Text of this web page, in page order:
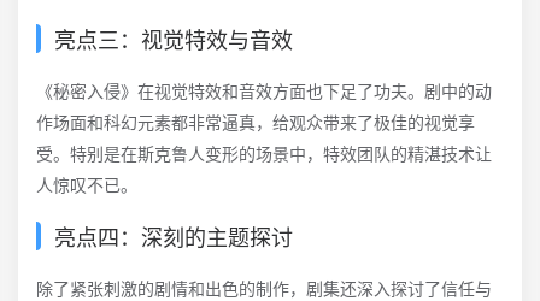
亮点三：视觉特效与音效
《秘密入侵》在视觉特效和音效方面也下足了功夫。剧中的动
作场面和科幻元素都非常逼真，给观众带来了极佳的视觉享
受。特别是在斯克鲁人变形的场景中，特效团队的精湛技术让
人惊叹不已。
亮点四：深刻的主题探讨
除了紧张刺激的剧情和出色的制作，剧集还深入探讨了信任与